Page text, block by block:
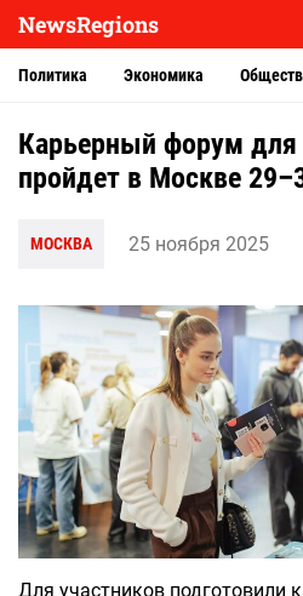
NewsRegions
Политика Экономика
Карьерный форум
пройдет в Москве
МОСКВА 25 ноября 2025
Для участников подготовили